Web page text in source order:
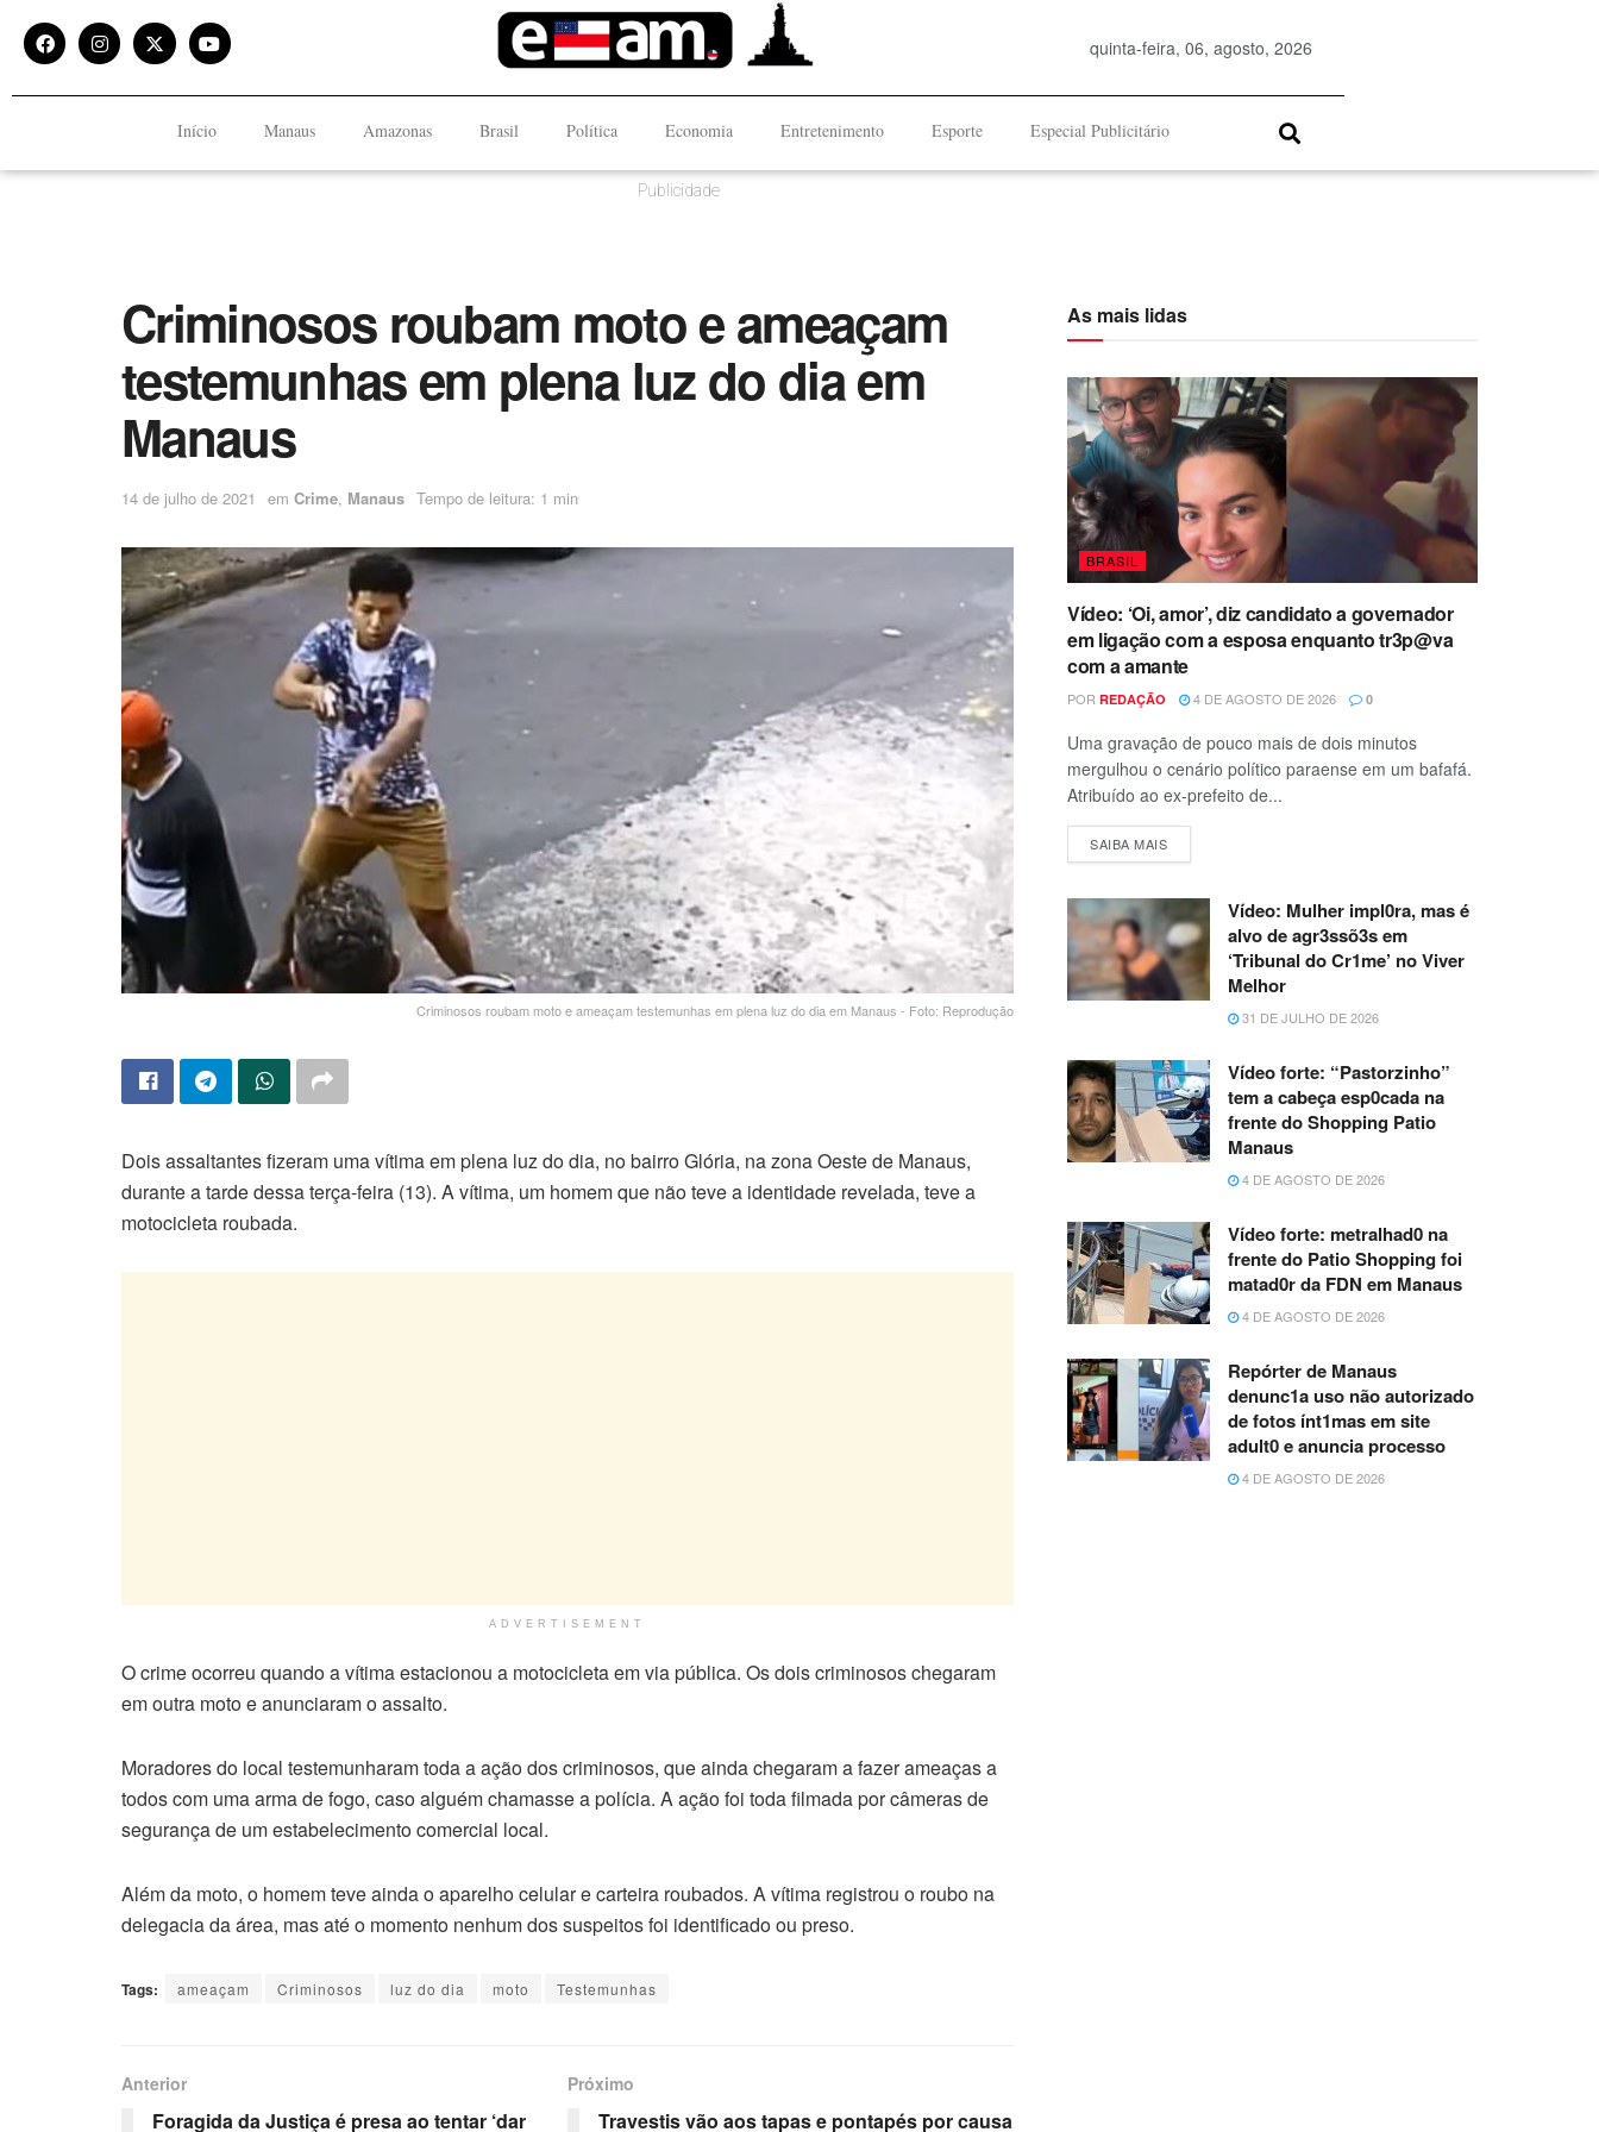
quinta-feira, 06, agosto, 2026
Início Manaus Amazonas Brasil Política Economia Entretenimento Esporte Especial Publicitário
Publicidade
Criminosos roubam moto e ameaçam
testemunhas em plena luz do dia em
Manaus
14 de julho de 2021 em Crime, Manaus Tempo de leitura: 1 min
Criminosos roubam moto e ameaçam testemunhas em plena luz do dia em Manaus - Foto: Reprodução
Dois assaltantes fizeram uma vítima em plena luz do dia, no bairro Glória, na zona Oeste de Manaus,
durante a tarde dessa terça-feira (13). A vítima, um homem que não teve a identidade revelada, teve a
motocicleta roubada.
ADVERTISEMENT
O crime ocorreu quando a vítima estacionou a motocicleta em via pública. Os dois criminosos chegaram
em outra moto e anunciaram o assalto.
Moradores do local testemunharam toda a ação dos criminosos, que ainda chegaram a fazer ameaças a
todos com uma arma de fogo, caso alguém chamasse a polícia. A ação foi toda filmada por câmeras de
segurança de um estabelecimento comercial local.
Além da moto, o homem teve ainda o aparelho celular e carteira roubados. A vítima registrou o roubo na
delegacia da área, mas até o momento nenhum dos suspeitos foi identificado ou preso.
Tags: ameaçam Criminosos luz do dia moto Testemunhas
Anterior
Foragida da Justiça é presa ao tentar ‘dar
Próximo
Travestis vão aos tapas e pontapés por causa
As mais lidas
BRASIL
Vídeo: ‘Oi, amor’, diz candidato a governador
em ligação com a esposa enquanto tr3p@va
com a amante
POR REDAÇÃO 4 DE AGOSTO DE 2026 0
Uma gravação de pouco mais de dois minutos
mergulhou o cenário político paraense em um bafafá.
Atribuído ao ex-prefeito de...
SAIBA MAIS
Vídeo: Mulher impl0ra, mas é
alvo de agr3ssõ3s em
‘Tribunal do Cr1me’ no Viver
Melhor
31 DE JULHO DE 2026
Vídeo forte: “Pastorzinho”
tem a cabeça esp0cada na
frente do Shopping Patio
Manaus
4 DE AGOSTO DE 2026
Vídeo forte: metralhad0 na
frente do Patio Shopping foi
matad0r da FDN em Manaus
4 DE AGOSTO DE 2026
Repórter de Manaus
denunc1a uso não autorizado
de fotos ínt1mas em site
adult0 e anuncia processo
4 DE AGOSTO DE 2026